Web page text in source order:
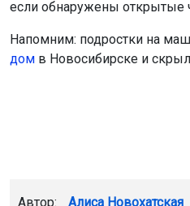
общество происшествия
Главная Новости Авто
после ДТП под
На границе села Верх-Тула